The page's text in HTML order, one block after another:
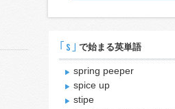
｢s｣ で始まる英単語
spring peeper
spice up
stipe